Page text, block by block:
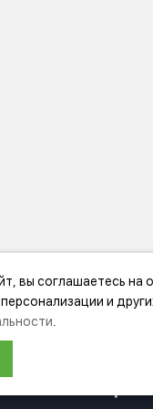
МАГАЗИН
Festool
вы соглашаетесь
и